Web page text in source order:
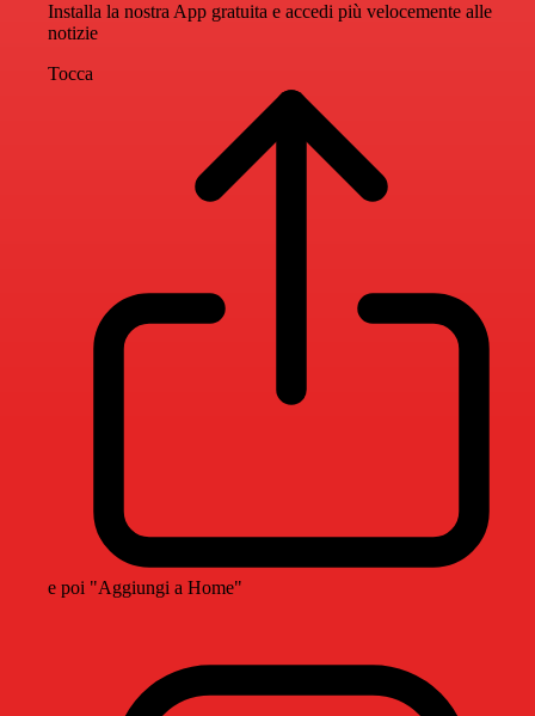
Installa la nostra App gratuita e accedi più velocemente alle
notizie
Tocca
e poi "Aggiungi a Home"